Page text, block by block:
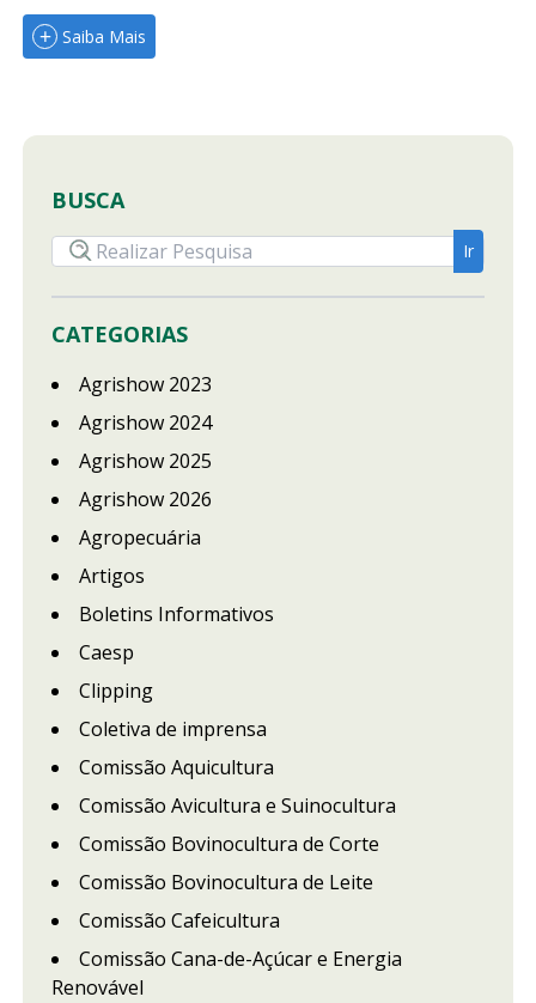
Saiba Mais
BUSCA
CATEGORIAS
Agrishow 2023
Agrishow 2024
Agrishow 2025
Agrishow 2026
Agropecuária
Artigos
Boletins Informativos
Caesp
Clipping
Coletiva de imprensa
Comissão Aquicultura
Comissão Avicultura e Suinocultura
Comissão Bovinocultura de Corte
Comissão Bovinocultura de Leite
Comissão Cafeicultura
Comissão Cana-de-Açúcar e Energia
Renovável